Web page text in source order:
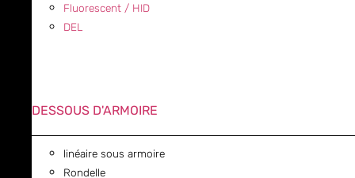
Fluorescent / HID
DEL
DESSOUS D'ARMOIRE
linéaire sous armoire
Rondelle